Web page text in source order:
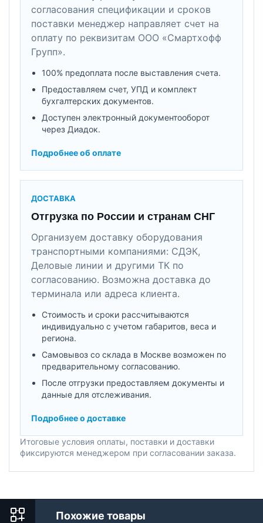
согласования спецификации и сроков
поставки менеджер направляет счет на
оплату по реквизитам ООО «Смартхофф
Групп».
100% предоплата после выставления счета.
Предоставляем счет, УПД и комплект
бухгалтерских документов.
Доступен электронный документооборот
через Диадок.
Подробнее об оплате
ДОСТАВКА
Отгрузка по России и странам СНГ
Организуем доставку оборудования
транспортными компаниями: СДЭК,
Деловые линии и другими ТК по
согласованию. Возможна доставка до
терминала или адреса клиента.
Стоимость и сроки рассчитываются
индивидуально с учетом габаритов, веса и
региона.
Самовывоз со склада в Москве возможен по
предварительному согласованию.
После отгрузки предоставляем документы и
данные для отслеживания.
Подробнее о доставке
Итоговые условия оплаты, поставки и доставки
фиксируются менеджером при согласовании заказа.
Похожие товары